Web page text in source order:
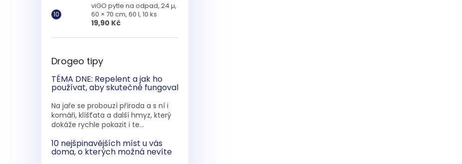
viGO pytle na odpad, 24 µ,
60 × 70 cm, 60 l, 10 ks
19,90 Kč
Drogeo tipy
TÉMA DNE: Repelent a jak ho
používat, aby skutečně fungoval
Na jaře se probouzí příroda a s ní i
komáři, klíšťata a další hmyz, který
dokáže rychle pokazit i te...
10 nejšpinavějších míst u vás
doma, o kterých možná nevíte